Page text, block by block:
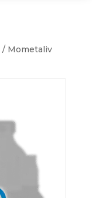
/ Mometaliv